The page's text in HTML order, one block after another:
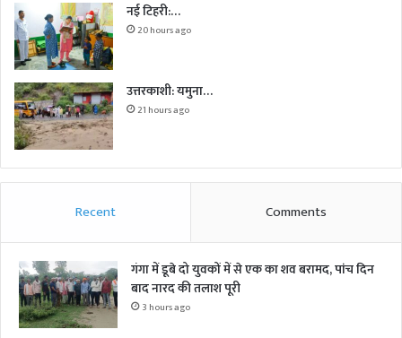
नई टिहरी:…
20 hours ago
उत्तरकाशी: यमुना…
21 hours ago
Recent Comments
गंगा में डूबे दो युवकों में से एक का शव बरामद, पांच दिन
बाद नारद की तलाश पूरी
3 hours ago